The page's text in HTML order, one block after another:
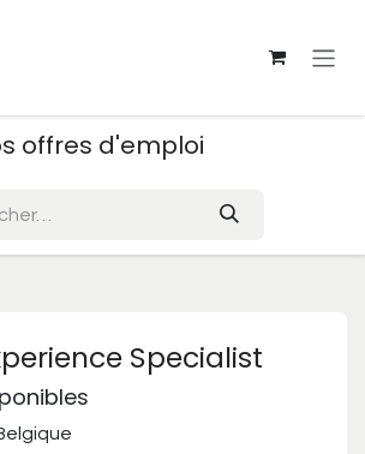
offres d'emploi
Specialist